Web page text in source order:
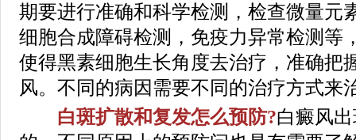
期要进行准确和科学检测，检查微量元
细胞合成障碍检测，免疫力异常检测等
使得黑素细胞生长角度去治疗，准确把
风。不同的病因需要不同的治疗方式来
白斑扩散和复发怎么预防?白癜风